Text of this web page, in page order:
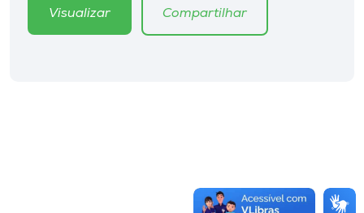
Visualizar Compartilhar